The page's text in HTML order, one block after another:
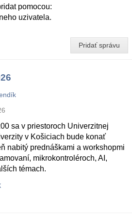
pomocou:
uzivatela.
Pridať správu
sa v priestoroch Univerzitnej
v Košiciach bude konať
nabitý prednáškami a workshopmi
mikrokontroléroch, AI,
témach.